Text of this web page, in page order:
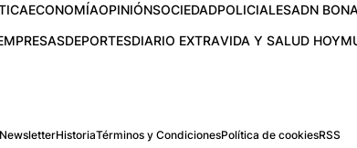
ECONOMÍAOPINIÓNSOCIEDADPOLICIALESADN
DEPORTESDIARIO EXTRAVIDA Y SALUD HOY
HistoriaTérminos y CondicionesPolítica de cookiesRSS